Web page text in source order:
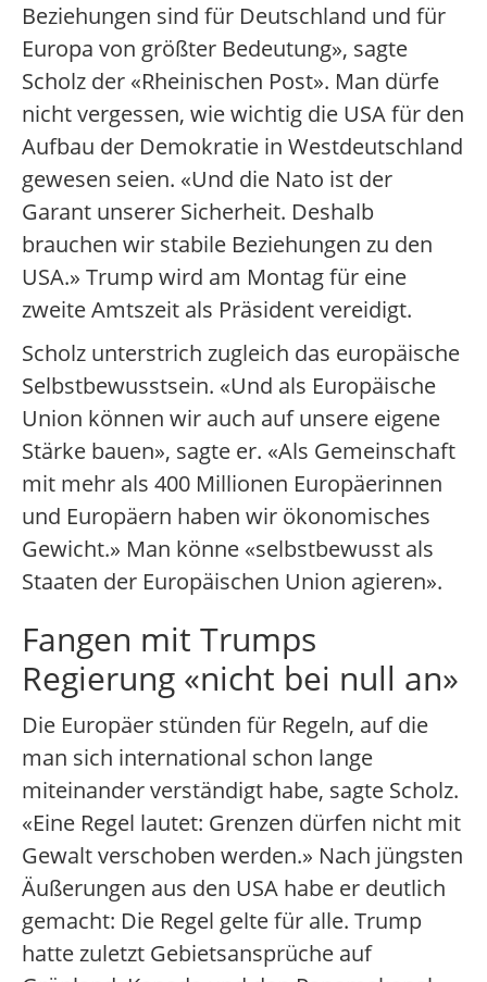
Beziehungen sind für Deutschland und für
Europa von größter Bedeutung», sagte
Scholz der «Rheinischen Post». Man dürfe
nicht vergessen, wie wichtig die USA für den
Aufbau der Demokratie in Westdeutschland
gewesen seien. «Und die Nato ist der
Garant unserer Sicherheit. Deshalb
brauchen wir stabile Beziehungen zu den
USA.» Trump wird am Montag für eine
zweite Amtszeit als Präsident vereidigt.
Scholz unterstrich zugleich das europäische
Selbstbewusstsein. «Und als Europäische
Union können wir auch auf unsere eigene
Stärke bauen», sagte er. «Als Gemeinschaft
mit mehr als 400 Millionen Europäerinnen
und Europäern haben wir ökonomisches
Gewicht.» Man könne «selbstbewusst als
Staaten der Europäischen Union agieren».
Fangen mit Trumps
Regierung «nicht bei null an»
Die Europäer stünden für Regeln, auf die
man sich international schon lange
miteinander verständigt habe, sagte Scholz.
«Eine Regel lautet: Grenzen dürfen nicht mit
Gewalt verschoben werden.» Nach jüngsten
Äußerungen aus den USA habe er deutlich
gemacht: Die Regel gelte für alle. Trump
hatte zuletzt Gebietsansprüche auf